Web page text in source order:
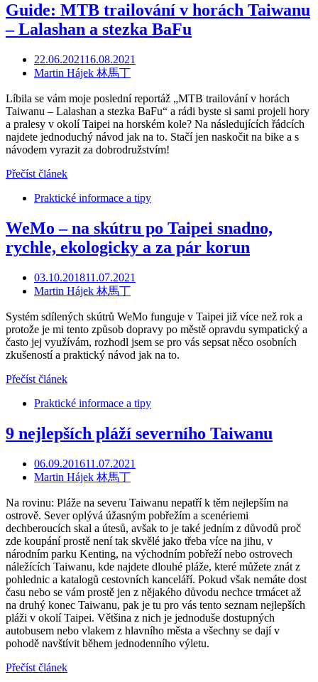
Guide: MTB trailování v horách Taiwanu
– Lalashan a stezka BaFu
22.06.202116.08.2021
Martin Hájek 林馬丁
Líbila se vám moje poslední reportáž „MTB trailování v horách
Taiwanu – Lalashan a stezka BaFu“ a rádi byste si sami projeli hory
a pralesy v okolí Taipei na horském kole? Na následujících řádcích
najdete jednoduchý návod jak na to. Stačí jen naskočit na bike a s
návodem vyrazit za dobrodružstvím!
Přečíst článek
Praktické informace a tipy
WeMo – na skútru po Taipei snadno,
rychle, ekologicky a za pár korun
03.10.201811.07.2021
Martin Hájek 林馬丁
Systém sdílených skútrů WeMo funguje v Taipei již více než rok a
protože je mi tento způsob dopravy po městě opravdu sympatický a
často jej využívám, rozhodl jsem se pro vás sepsat něco osobních
zkušeností a praktický návod jak na to.
Přečíst článek
Praktické informace a tipy
9 nejlepších pláží severního Taiwanu
06.09.201611.07.2021
Martin Hájek 林馬丁
Na rovinu: Pláže na severu Taiwanu nepatří k těm nejlepším na
ostrově. Sever oplývá úžasným pobřežím a scenériemi
dechberoucích skal a útesů, avšak to je také jedním z důvodů proč
zde koupání prostě není tak skvělé jako třeba více na jihu, v
národním parku Kenting, na východním pobřeží nebo ostrovech
náležících Taiwanu, kde najdete dlouhé pláže, které můžete znát z
pohlednic a katalogů cestovních kanceláří. Pokud však nemáte dost
času nebo se vám prostě jen z nějakého důvodu nechce trmácet až
na druhý konec Taiwanu, pak je tu pro vás tento seznam nejlepších
pláži v okolí Taipei. Většina z nich je jednoduše dostupných
autobusem nebo vlakem z hlavního města a všechny se dají v
pohodě navštívit během jednodenního výletu.
Přečíst článek